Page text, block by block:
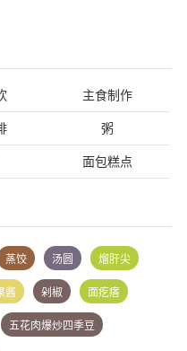
主食制作
粥
面包糕点
蒸饺 汤圆 熘肝尖
酱 剁椒 面疙瘩
五花肉爆炒四季豆